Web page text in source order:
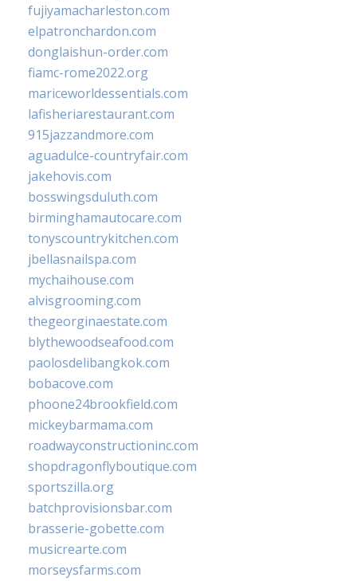
fujiyamacharleston.com
elpatronchardon.com
donglaishun-order.com
fiamc-rome2022.org
mariceworldessentials.com
lafisheriarestaurant.com
915jazzandmore.com
aguadulce-countryfair.com
jakehovis.com
bosswingsduluth.com
birminghamautocare.com
tonyscountrykitchen.com
jbellasnailspa.com
mychaihouse.com
alvisgrooming.com
thegeorginaestate.com
blythewoodseafood.com
paolosdelibangkok.com
bobacove.com
phoone24brookfield.com
mickeybarmama.com
roadwayconstructioninc.com
shopdragonflyboutique.com
sportszilla.org
batchprovisionsbar.com
brasserie-gobette.com
musicrearte.com
morseysfarms.com